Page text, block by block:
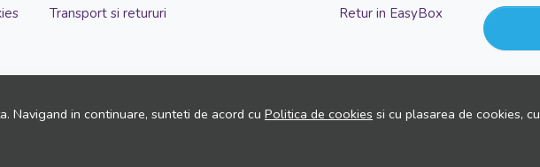
in continuare, sunteti de acord cu Politica de cookies si cu plasarea de cookies, cu
Transport si retururi
Retur in EasyBox